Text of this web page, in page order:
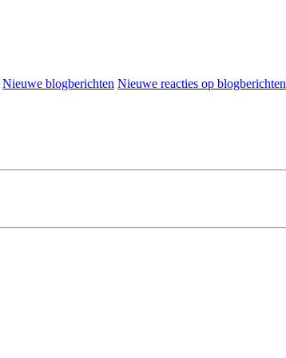
Nieuwe blogberichten Nieuwe reacties op blogberichten